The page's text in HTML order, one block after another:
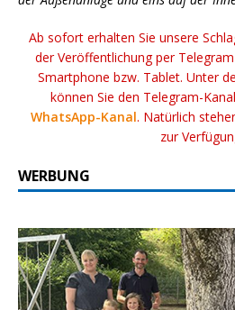
Ab sofort erhalten Sie unsere
der Veröffentlichung per
Smartphone bzw. Tablet. Unter
können Sie den Telegram-
WhatsApp-Kanal. Natürlich
zur
WERBUNG